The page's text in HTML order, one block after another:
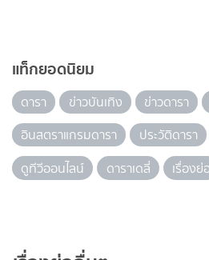
แท็กยอดนิยม
ดารา ข่าวบันเทิง ข่าวดารา
อินสตราแกรมดารา
ประวัติดารา
ดูทีวีออนไลน์
ดาราเดลี่ เรื่องย่